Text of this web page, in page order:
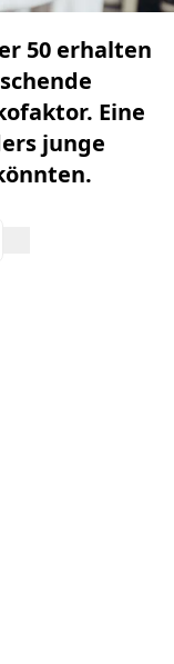
50 erhalten
Eine
junge